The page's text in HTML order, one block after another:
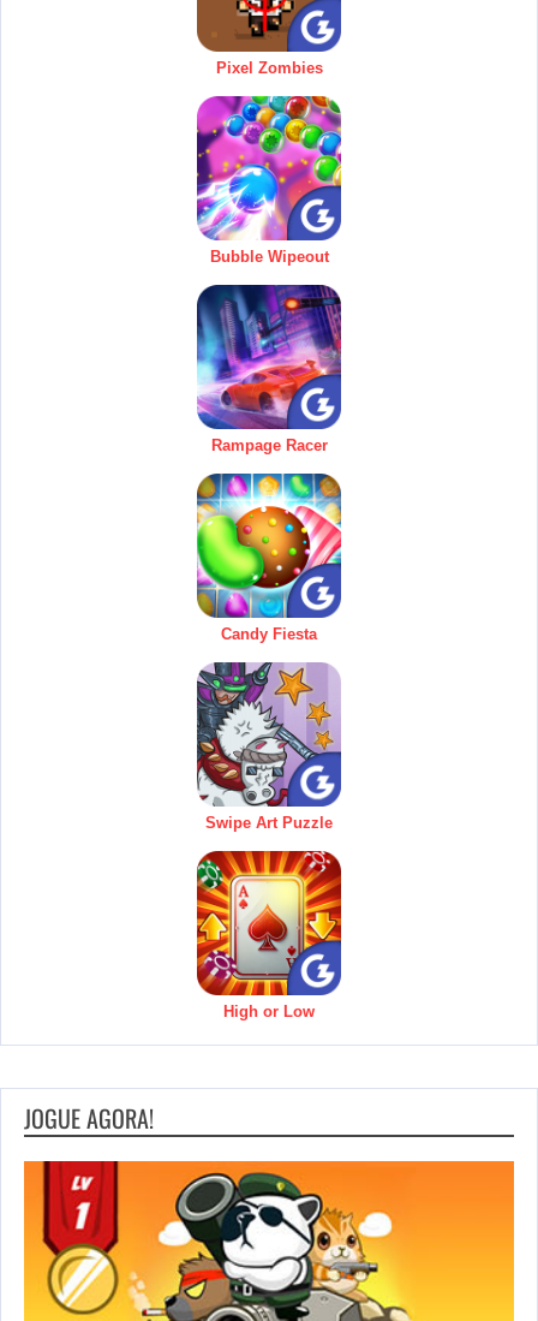
Pixel Zombies
Bubble Wipeout
Rampage Racer
Candy Fiesta
Swipe Art Puzzle
High or Low
JOGUE AGORA!